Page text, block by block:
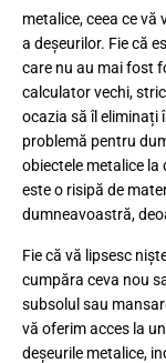
metalice, ceea ce vă
a deșeurilor. Fie că
care nu au mai fost
calculator vechi,
ocazia să îl eliminați
problemă pentru
obiectele metalice la
este o risipă de
dumneavoastră,
Fie că vă lipsesc
cumpăra ceva nou
subsolul sau
vă oferim acces la
deșeurile metalice,